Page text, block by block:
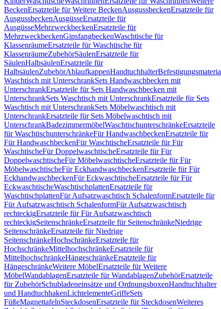
BeckenErsatzteile für Weitere BeckenAusgussbeckenErsatzteile für
AusgussbeckenAusgüsseErsatzteile für
AusgüsseMehrzweckbeckenErsatzteile für
MehrzweckbeckenGipsfangbeckenWaschtische für
KlassenräumeErsatzteile für Waschtische für
KlassenräumeZubehörSäulenErsatzteile für
SäulenHalbsäulenErsatzteile für
HalbsäulenZubehörAblaufkappenHandtuchhalter
Waschtisch mit UnterschrankSets Handwaschbecken mit
UnterschrankErsatzteile für Sets Handwaschbecken mit
UnterschrankSets Waschtisch mit UnterschrankErsatzteile für Sets
Waschtisch mit UnterschrankSets Möbelwaschtisch mit
UnterschrankErsatzteile für Sets Möbelwaschtisch mit
UnterschrankBadezimmermöbelWaschtischunterschränkeErsatzteile
für WaschtischunterschränkeFür HandwaschbeckenErsatzteile für
Für HandwaschbeckenFür WaschtischeErsatzteile für Für
WaschtischeFür DoppelwaschtischeErsatzteile für Für
DoppelwaschtischeFür MöbelwaschtischeErsatzteile für Für
MöbelwaschtischeFür EckhandwaschbeckenErsatzteile für Für
EckhandwaschbeckenFür EckwaschtischeErsatzteile für Für
EckwaschtischeWaschtischplattenErsatzteile für
WaschtischplattenFür Aufsatzwaschtisch SchalenformErsatzteile für
Für Aufsatzwaschtisch SchalenformFür Aufsatzwaschtisch
rechteckigErsatzteile für Für Aufsatzwaschtisch
rechteckigSeitenschränkeErsatzteile für SeitenschränkeNiedrige
SeitenschränkeErsatzteile für Niedrige
SeitenschränkeHochschränkeErsatzteile für
HochschränkeMittelhochschränkeErsatzteile für
MittelhochschränkeHängeschränkeErsatzteile für
HängeschränkeWeitere MöbelErsatzteile für Weitere
MöbelWandablagenErsatzteile für WandablagenZubehörErsatzteile
für ZubehörSchubladeneinsätze und OrdnungsboxenHandtuchhalter
und HandtuchhakenLichtelementeGriffeSets
FüßeMagnettafelnSteckdosenErsatzteile für SteckdosenWeiteres